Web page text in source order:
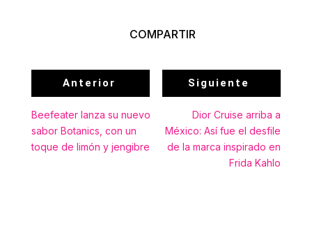
COMPARTIR
Anterior
Beefeater lanza su nuevo
sabor Botanics, con un
toque de limón y jengibre
Siguiente
Dior Cruise arriba a
México: Así fue el desfile
de la marca inspirado en
Frida Kahlo